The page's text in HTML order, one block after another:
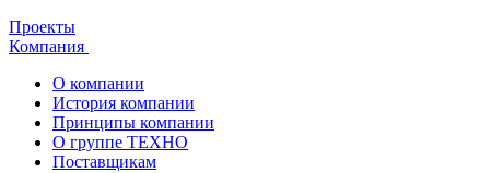
Проекты
Компания
О компании
История компании
Принципы компании
О группе ТЕХНО
Поставщикам